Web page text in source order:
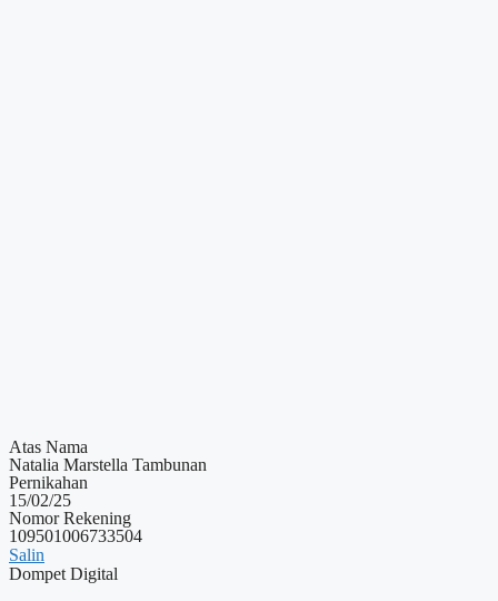
Atas Nama
Natalia Marstella Tambunan
Pernikahan
15/02/25
Nomor Rekening
109501006733504
Salin
Dompet Digital